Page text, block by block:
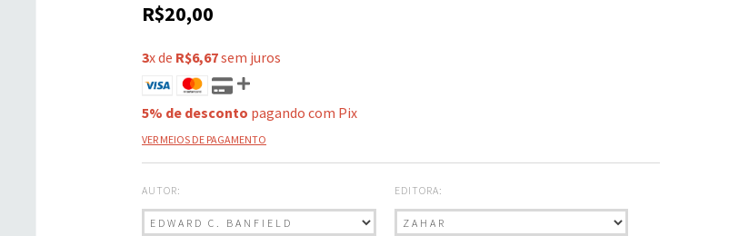
R$20,00
3x de R$6,67sem juros
5% de desconto pagando com Pix
VER MEIOS DE PAGAMENTO
AUTOR: EDITORA: